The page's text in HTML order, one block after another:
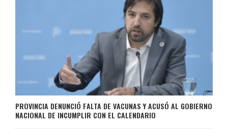
PROVINCIA DENUNCIÓ FALTA DE VACUNAS Y ACUSÓ AL GOBIERNO
NACIONAL DE INCUMPLIR CON EL CALENDARIO